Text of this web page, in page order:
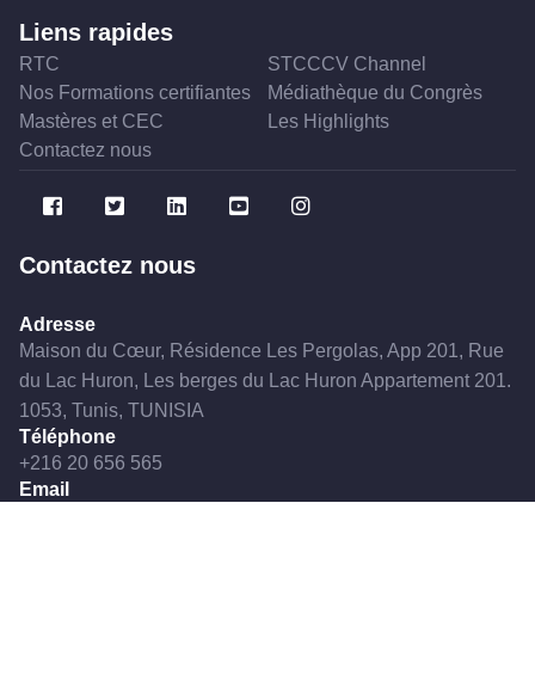
Liens rapides
RTC
STCCCV Channel
Nos Formations certifiantes
Médiathèque du Congrès
Mastères et CEC
Les Highlights
Contactez nous
Contactez nous
Adresse
Maison du Cœur, Résidence Les Pergolas, App 201, Rue
du Lac Huron, Les berges du Lac Huron Appartement 201.
1053, Tunis, TUNISIA
Téléphone
+216 20 656 565
Email